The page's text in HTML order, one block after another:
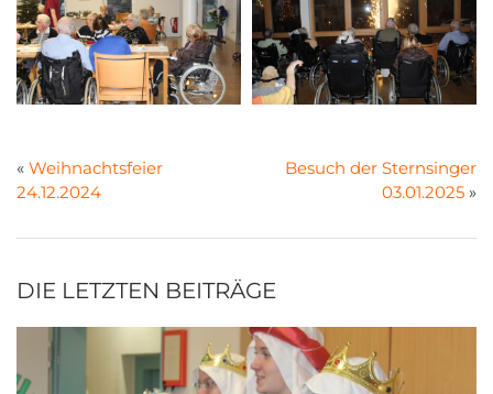
« Weihnachtsfeier
24.12.2024
Besuch der Sternsinger
03.01.2025 »
DIE LETZTEN BEITRÄGE